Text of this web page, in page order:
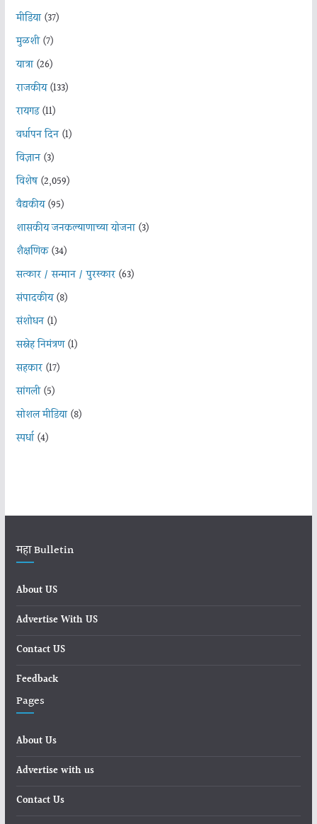
मीडिया(37)
मुळशी(7)
यात्रा(26)
राजकीय(133)
रायगड(11)
वर्धापन दिन(1)
विज्ञान(3)
विशेष(2,059)
वैद्यकीय(95)
शासकीय जनकल्याणाच्या योजना(3)
शैक्षणिक(34)
सत्कार / सन्मान / पुरस्कार(63)
संपादकीय(8)
संशोधन(1)
सस्नेह निमंत्रण(1)
सहकार(17)
सांगली(5)
सोशल मीडिया(8)
स्पर्धा(4)
महा Bulletin
About US
Advertise With US
Contact US
Feedback
Pages
About Us
Advertise with us
Contact Us